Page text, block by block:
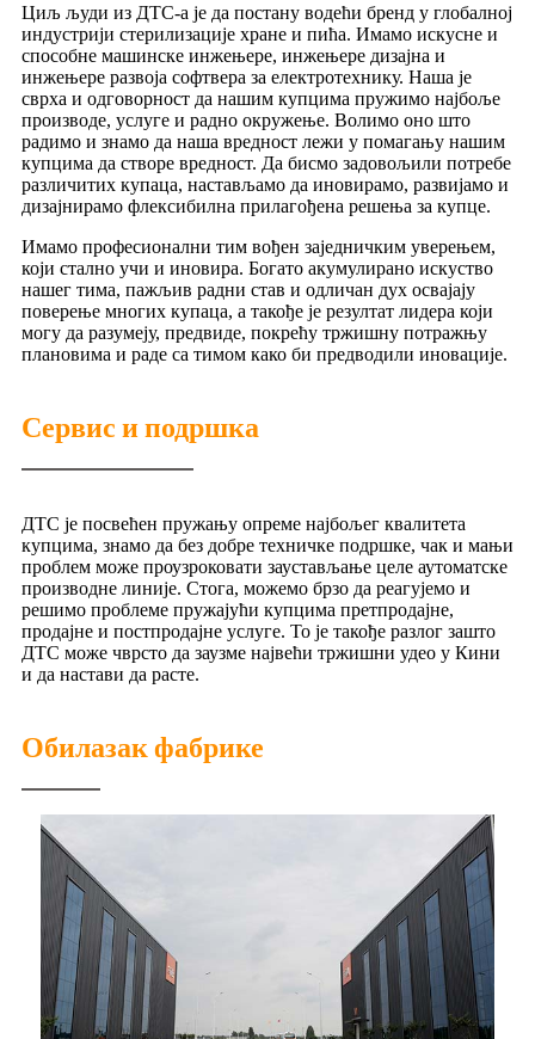
Циљ људи из ДТС-а је да постану водећи бренд у глобалној
индустрији стерилизације хране и пића. Имамо искусне и
способне машинске инжењере, инжењере дизајна и
инжењере развоја софтвера за електротехнику. Наша је
сврха и одговорност да нашим купцима пружимо најбоље
производе, услуге и радно окружење. Волимо оно што
радимо и знамо да наша вредност лежи у помагању нашим
купцима да створе вредност. Да бисмо задовољили потребе
различитих купаца, настављамо да иновирамо, развијамо и
дизајнирамо флексибилна прилагођена решења за купце.
Имамо професионални тим вођен заједничким уверењем,
који стално учи и иновира. Богато акумулирано искуство
нашег тима, пажљив радни став и одличан дух освајају
поверење многих купаца, а такође је резултат лидера који
могу да разумеју, предвиде, покрећу тржишну потражњу
плановима и раде са тимом како би предводили иновације.
Сервис и подршка
ДТС је посвећен пружању опреме најбољег квалитета
купцима, знамо да без добре техничке подршке, чак и мањи
проблем може проузроковати заустављање целе аутоматске
производне линије. Стога, можемо брзо да реагујемо и
решимо проблеме пружајући купцима претпродајне,
продајне и постпродајне услуге. То је такође разлог зашто
ДТС може чврсто да заузме највећи тржишни удео у Кини
и да настави да расте.
Обилазак фабрике